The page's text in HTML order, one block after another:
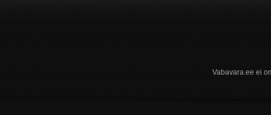
Vabavara.ee ei